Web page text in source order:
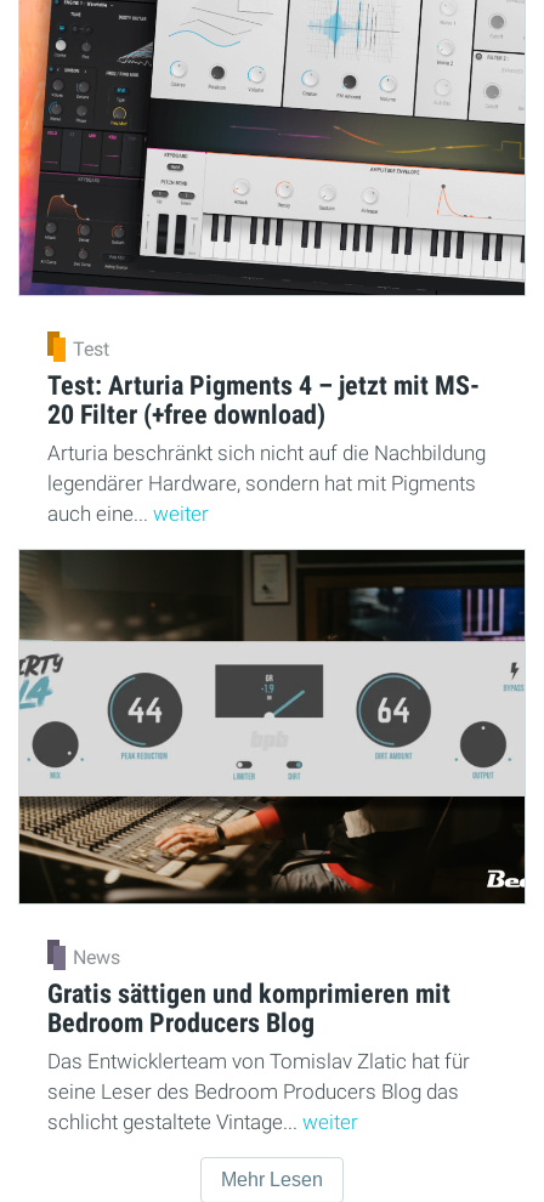
Test
Test: Arturia Pigments 4 – jetzt mit MS-
20 Filter (+free download)
Arturia beschränkt sich nicht auf die Nachbildung
legendärer Hardware, sondern hat mit Pigments
auch eine... weiter
News
Gratis sättigen und komprimieren mit
Bedroom Producers Blog
Das Entwicklerteam von Tomislav Zlatic hat für
seine Leser des Bedroom Producers Blog das
schlicht gestaltete Vintage... weiter
Mehr Lesen